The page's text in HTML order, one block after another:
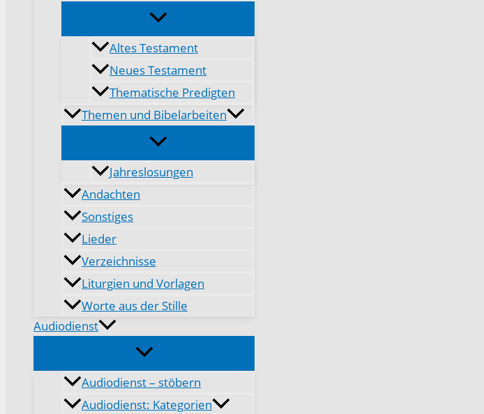
Altes Testament
Neues Testament
Thematische Predigten
Themen und Bibelarbeiten
Jahreslosungen
Andachten
Sonstiges
Lieder
Verzeichnisse
Liturgien und Vorlagen
Worte aus der Stille
Audiodienst
Audiodienst – stöbern
Audiodienst: Kategorien